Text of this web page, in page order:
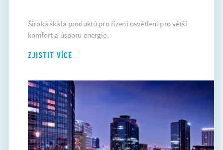
Široká škála produktů pro řízení osvětlení pro větší
komfort a úsporu energie.
ZJISTIT VÍCE